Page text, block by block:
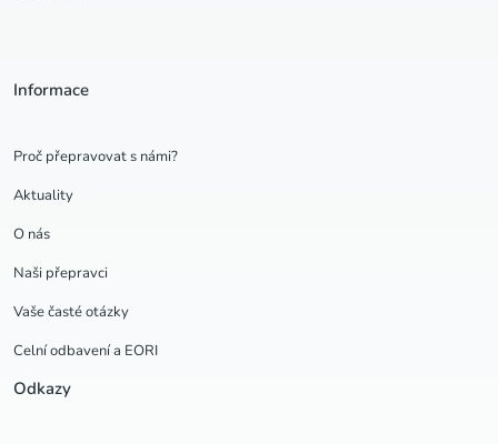
Informace
Proč přepravovat s námi?
Aktuality
O nás
Naši přepravci
Vaše časté otázky
Celní odbavení a EORI
Odkazy